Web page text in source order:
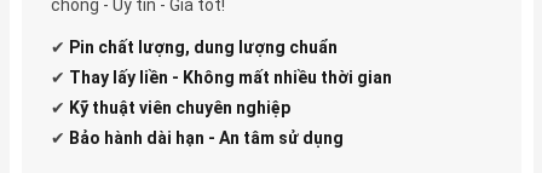
chóng - Uy tín - Giá tốt!
✔ Pin chất lượng, dung lượng chuẩn
✔ Thay lấy liền - Không mất nhiều thời gian
✔ Kỹ thuật viên chuyên nghiệp
✔ Bảo hành dài hạn - An tâm sử dụng